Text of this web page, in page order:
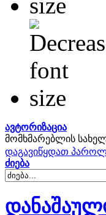
ავტორიზაცია
მომხმარებლის
დაგავიწყდათ
ძიება